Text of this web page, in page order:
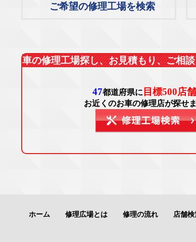
ご希望の修理工場を検索
車の修理工場探し、お見積もり、ご相
47都道府県に 目標500店舗
お近くのお車の修理店が探せま
ホーム 修理広場とは 修理の流れ 店舗検